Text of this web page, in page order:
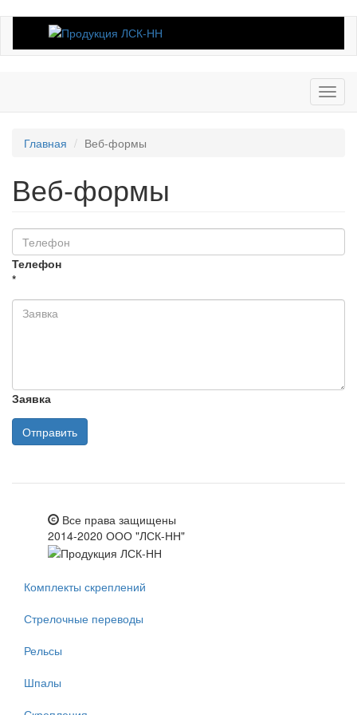
Главная Веб-формы
Веб-формы
Телефон
*
Заявка
Отправить
Все права защищены
2014-2020 ООО "ЛСК-НН"
Комплекты скреплений
Стрелочные переводы
Рельсы
Шпалы